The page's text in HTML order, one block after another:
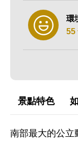
環
55
景點特色
南部最大的公立